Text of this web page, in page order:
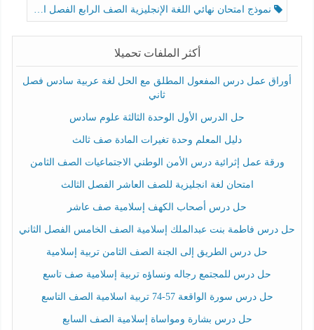
نموذج امتحان نهائي اللغة الإنجليزية الصف الرابع الفصل الثالث
أكثر الملفات تحميلا
أوراق عمل درس المفعول المطلق مع الحل لغة عربية سادس فصل
ثاني
حل الدرس الأول الوحدة الثالثة علوم سادس
دليل المعلم وحدة تغيرات المادة صف ثالث
ورقة عمل إثرائية درس الأمن الوطني الاجتماعيات الصف الثامن
امتحان لغة انجليزية للصف العاشر الفصل الثالث
حل درس أصحاب الكهف إسلامية صف عاشر
حل درس فاطمة بنت عبدالملك إسلامية الصف الخامس الفصل الثاني
حل درس الطريق إلى الجنة الصف الثامن تربية إسلامية
حل درس للمجتمع رجاله ونساؤه تربية إسلامية صف تاسع
حل درس سورة الواقعة 57-74 تربية اسلامية الصف التاسع
حل درس بشارة ومواساة إسلامية الصف السابع